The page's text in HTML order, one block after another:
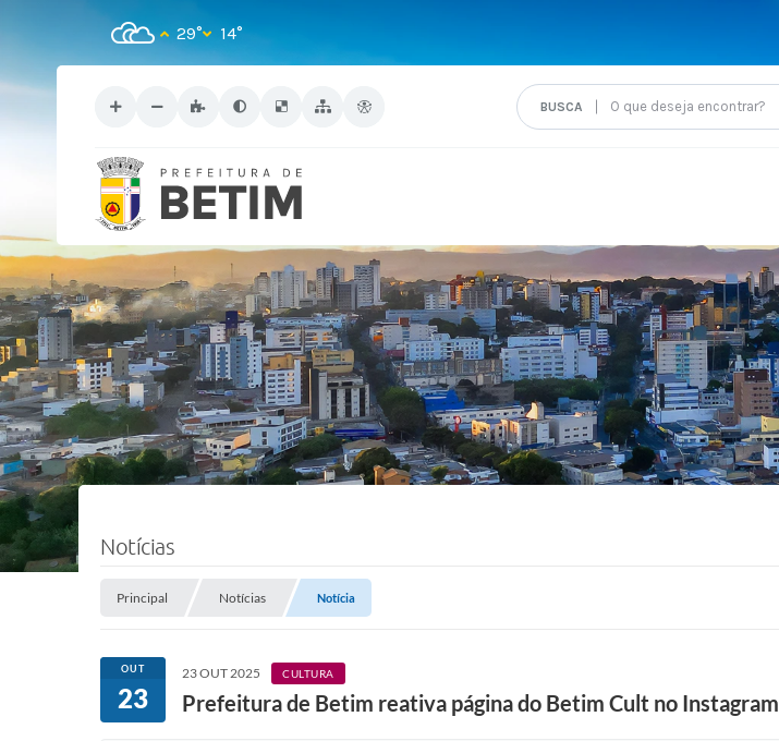
O que deseja encontrar?
29° 14°
Notícias
Principal Notícias Notícia
OUT
23
23 OUT 2025 CULTURA
Prefeitura de Betim reativa página do Betim Cult no Instagram